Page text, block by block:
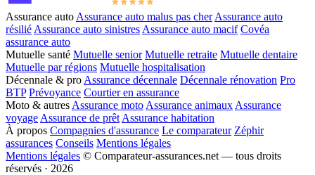
Assurance auto Assurance auto malus pas cher Assurance auto
résilié Assurance auto sinistres Assurance auto macif Covéa
assurance auto
Mutuelle santé Mutuelle senior Mutuelle retraite Mutuelle dentaire
Mutuelle par régions Mutuelle hospitalisation
Décennale & pro Assurance décennale Décennale rénovation Pro
BTP Prévoyance Courtier en assurance
Moto & autres Assurance moto Assurance animaux Assurance
voyage Assurance de prêt Assurance habitation
À propos Compagnies d'assurance Le comparateur Zéphir
assurances Conseils Mentions légales
Mentions légales © Comparateur-assurances.net — tous droits
réservés · 2026